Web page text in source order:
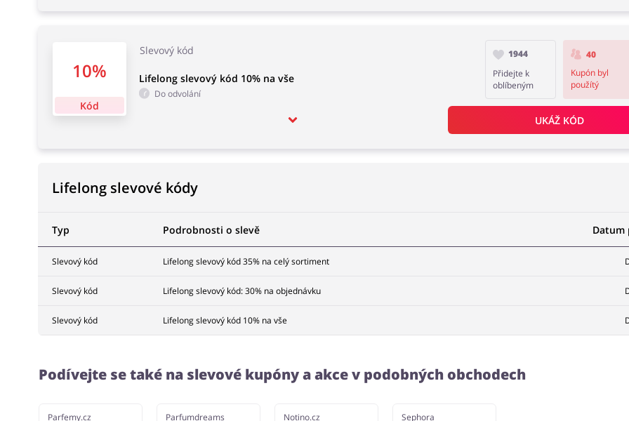
10%
Kód
Slevový kód
Lifelong slevový kód 10% na vše
Do odvolání
1944
Přidejte k
oblíbeným
40
Kupón byl
použítý
UKÁŽ KÓD
Lifelong slevové kódy
Typ Podrobnosti o slevě Datum
Slevový kód Lifelong slevový kód 35% na celý sortiment
Slevový kód Lifelong slevový kód: 30% na objednávku
Slevový kód Lifelong slevový kód 10% na vše
Podívejte se také na slevové kupóny a akce v podobných obchodech
Parfemy.cz Parfumdreams Notino.cz Sephora